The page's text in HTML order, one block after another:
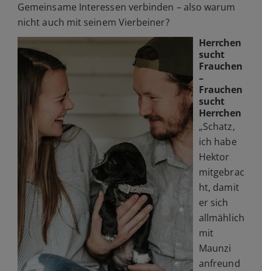
Gemeinsame Interessen verbinden – also warum
nicht auch mit seinem Vierbeiner?
Herrchen
sucht
Frauchen
–
Frauchen
sucht
Herrchen
„Schatz,
ich habe
Hektor
mitgebrac
ht, damit
er sich
allmählich
mit
Maunzi
anfreund